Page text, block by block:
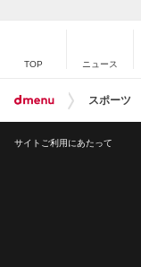
TOP ニュース
スポーツ
サイトご利用にあたって